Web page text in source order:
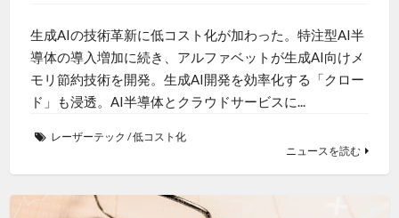
生成AIの技術革新に低コスト化が加わった。特注型AI半
導体の導入増加に続き、アルファベットが生成AI向けメ
モリ節約技術を開発。生成AI開発を効率化する「クロー
ド」も浸透。AI半導体とクラウドサービスに...
レーザーテック /低コスト化
ニュースを読む